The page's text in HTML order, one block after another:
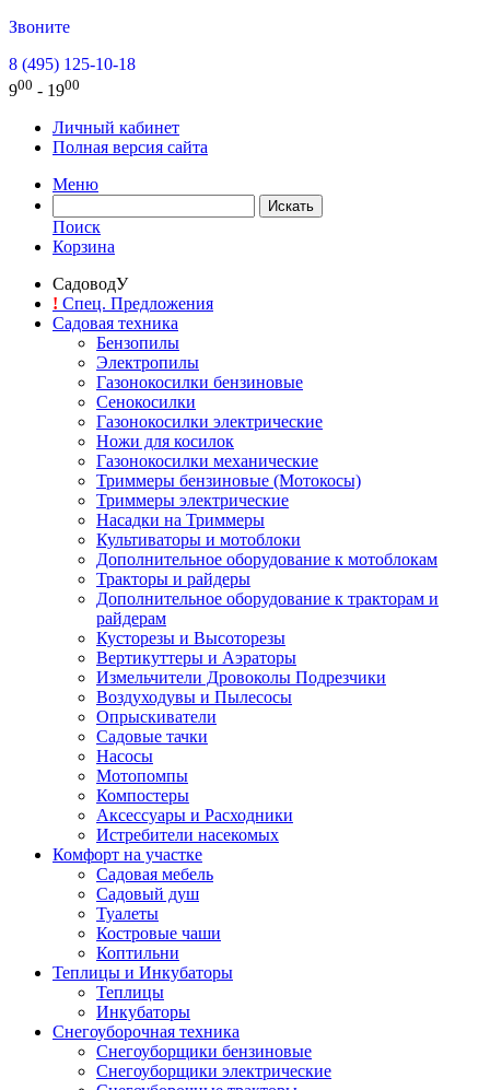
Звоните
8 (495) 125-10-18
900 - 1900
Личный кабинет
Полная версия сайта
Меню
Поиск
Корзина
СадоводУ
! Спец. Предложения
Садовая техника
Бензопилы
Электропилы
Газонокосилки бензиновые
Сенокосилки
Газонокосилки электрические
Ножи для косилок
Газонокосилки механические
Триммеры бензиновые (Мотокосы)
Триммеры электрические
Насадки на Триммеры
Культиваторы и мотоблоки
Дополнительное оборудование к мотоблокам
Тракторы и райдеры
Дополнительное оборудование к тракторам и
райдерам
Кусторезы и Высоторезы
Вертикуттеры и Аэраторы
Измельчители Дровоколы Подрезчики
Воздуходувы и Пылесосы
Опрыскиватели
Садовые тачки
Насосы
Мотопомпы
Компостеры
Аксессуары и Расходники
Истребители насекомых
Комфорт на участке
Садовая мебель
Садовый душ
Туалеты
Костровые чаши
Коптильни
Теплицы и Инкубаторы
Теплицы
Инкубаторы
Снегоуборочная техника
Снегоуборщики бензиновые
Снегоуборщики электрические